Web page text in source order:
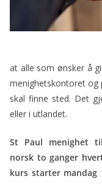
at alle som ønsker å
menighetskontoret og
skal finne sted. Det
eller i utlandet.
St Paul menighet
norsk to ganger
kurs starter mandag